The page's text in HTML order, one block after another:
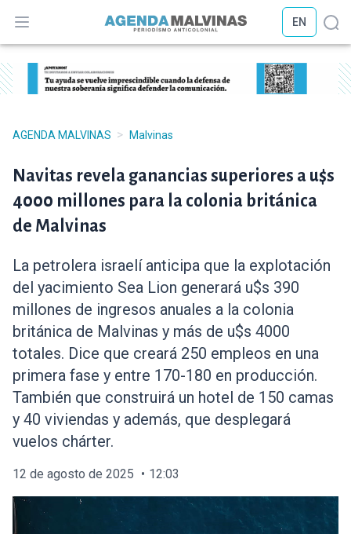
Abrir menú
EN
AGENDA MALVINAS > Malvinas
Navitas revela ganancias superiores a u$s
4000 millones para la colonia británica
de Malvinas
La petrolera israelí anticipa que la explotación
del yacimiento Sea Lion generará u$s 390
millones de ingresos anuales a la colonia
británica de Malvinas y más de u$s 4000
totales. Dice que creará 250 empleos en una
primera fase y entre 170-180 en producción.
También que construirá un hotel de 150 camas
y 40 viviendas y además, que desplegará
vuelos chárter.
12 de agosto de 2025 12:03